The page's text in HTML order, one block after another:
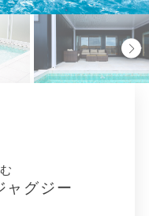
ャグジー